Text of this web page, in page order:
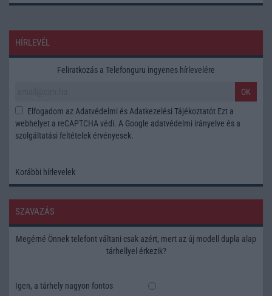
HÍRLEVÉL
Feliratkozás a Telefonguru ingyenes hírlevelére
OK
Elfogadom az Adatvédelmi és Adatkezelési Tájékoztatót Ezt a
webhelyet a reCAPTCHA védi. A Google adatvédelmi irányelve és a
szolgáltatási feltételek érvényesek.
Korábbi hírlevelek
SZAVAZÁS
Megérné Önnek telefont váltani csak azért, mert az új modell dupla alap
tárhellyel érkezik?
Igen, a tárhely nagyon fontos